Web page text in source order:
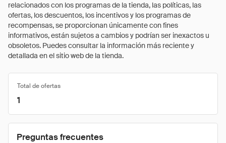
relacionados con los programas de la tienda, las políticas, las
ofertas, los descuentos, los incentivos y los programas de
recompensas, se proporcionan únicamente con fines
informativos, están sujetos a cambios y podrían ser inexactos u
obsoletos. Puedes consultar la información más reciente y
detallada en el sitio web de la tienda.
Total de ofertas
1
Preguntas frecuentes